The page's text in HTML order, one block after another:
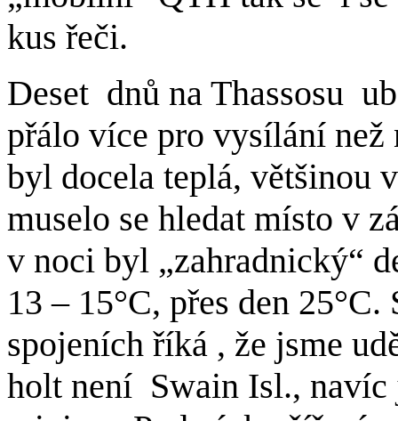
kus řeči.
Deset dnů na Thassosu
přálo více pro vysílání
byl docela teplá, většinou
muselo se hledat místo v
v noci byl „zahradnický“
13 – 15°C, přes den
spojeních říká , že jsme
holt není Swain Isl.,